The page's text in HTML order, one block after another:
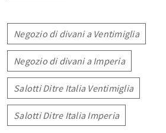
Negozio di divani a Ventimiglia
Negozio di divani a Imperia
Salotti Ditre Italia Ventimiglia
Salotti Ditre Italia Imperia